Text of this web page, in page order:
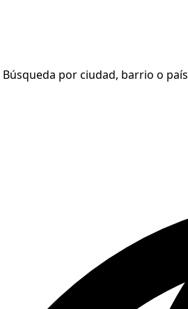
Búsqueda por ciudad, barrio o país